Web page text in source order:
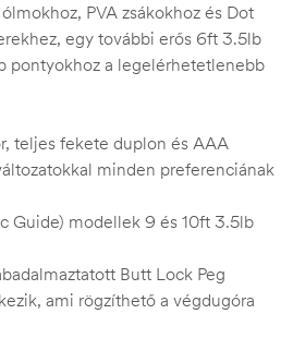
PVA zsákokhoz és Dot
egy további erős 6ft 3.5lb
pontyokhoz a legelérhetetlenebb
teljes fekete duplon és AAA
minden preferenciának
Guide) modellek 9 és 10ft 3.5lb
Butt Lock Peg
ami rögzíthető a végdugóra